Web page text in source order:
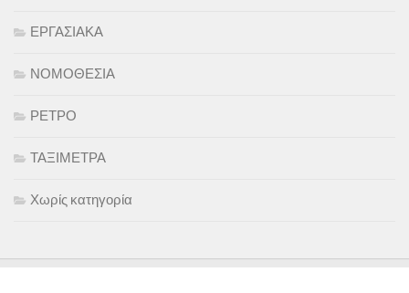
ΕΡΓΑΣΙΑΚΑ
ΝΟΜΟΘΕΣΙΑ
ΡΕΤΡΟ
ΤΑΞΙΜΕΤΡΑ
Χωρίς κατηγορία